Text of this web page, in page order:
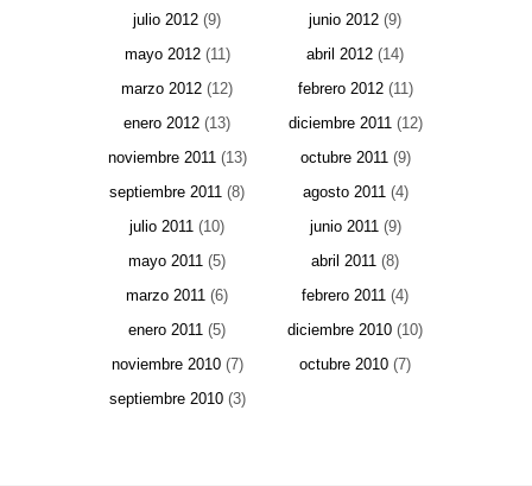
julio 2012 (9) junio 2012 (9)
mayo 2012(11) abril 2012 (14)
marzo 2012 (12) febrero 2012(11)
enero 2012 (13) diciembre 2011(12)
noviembre 2011(13) octubre 2011(9)
septiembre 2011 (8) agosto 2011(4)
julio 2011 (10) junio 2011(9)
mayo 2011 (5) abril 2011 (8)
marzo 2011 (6) febrero 2011 (4)
enero 2011 (5) diciembre 2010 (10)
noviembre 2010(7) octubre 2010 (7)
septiembre 2010(3)